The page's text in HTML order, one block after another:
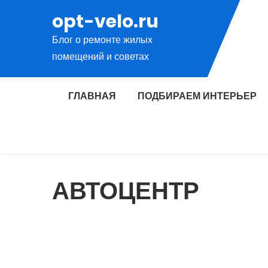
содержимому
opt-velo.ru
Блог о ремонте жилых
помещений и советах
ГЛАВНАЯ ПОДБИРАЕМ ИНТЕРЬЕР
АВТОЦЕНТР